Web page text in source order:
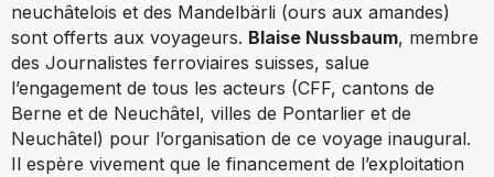
neuchâtelois et des Mandelbärli (ours aux amandes)
sont offerts aux voyageurs. Blaise Nussbaum, membre
des Journalistes ferroviaires suisses, salue
l’engagement de tous les acteurs (CFF, cantons de
Berne et de Neuchâtel, villes de Pontarlier et de
Neuchâtel) pour l’organisation de ce voyage inaugural.
Il espère vivement que le financement de l’exploitation